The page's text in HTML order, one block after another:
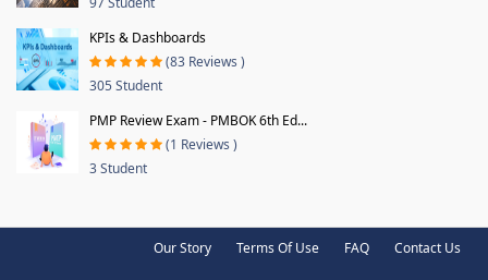
KPIs & Dashboards
(83 Reviews )
305 Student
PMP Review Exam - PMBOK 6th Ed...
(1 Reviews )
3 Student
Our Story Terms Of Use FAQ Contact Us